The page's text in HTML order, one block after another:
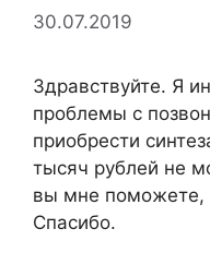
30.07.2019
Здравствуйте. Я
проблемы с
приобрести
тысяч рублей не
вы мне поможете,
Спасибо.